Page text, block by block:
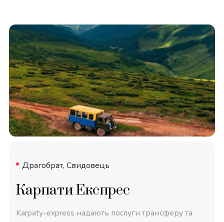
Драгобрат, Свидовець
Карпати Експрес
Karpaty-express надають послуги трансферу та